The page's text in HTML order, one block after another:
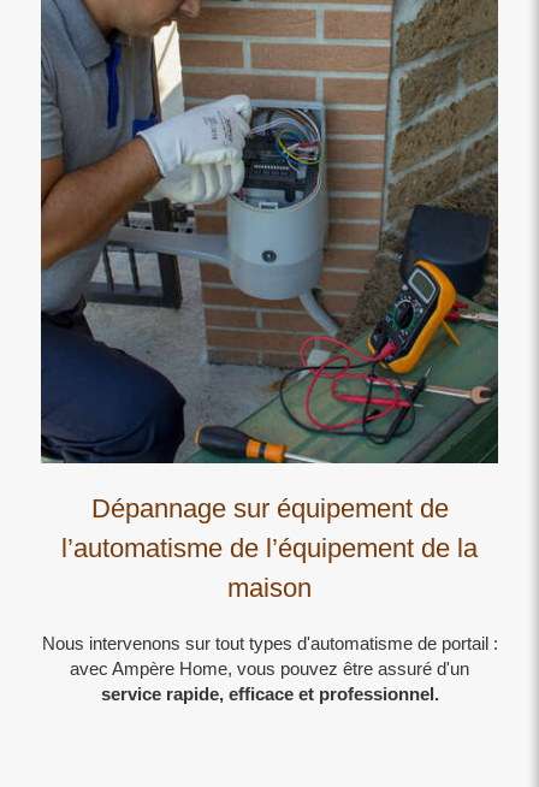
Dépannage sur équipement de
l’automatisme de l’équipement de la
maison
Nous intervenons sur tout types d'automatisme de portail :
avec Ampère Home, vous pouvez être assuré d'un
service rapide, efficace et professionnel.